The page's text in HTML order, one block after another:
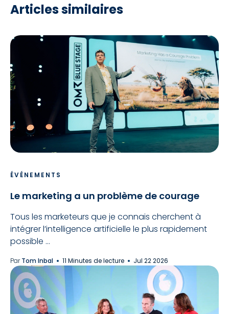
Articles similaires
ÉVÉNEMENTS
Le marketing a un problème de courage
Tous les marketeurs que je connais cherchent à
intégrer l’intelligence artificielle le plus rapidement
possible ...
ParTom Inbal 11 Minutes de lecture Jul 22 2026